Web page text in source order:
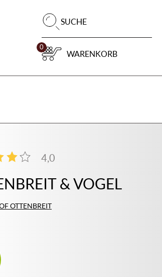
SUCHE
0
WARENKORB
& VOGEL
OTTENBREIT
4,0